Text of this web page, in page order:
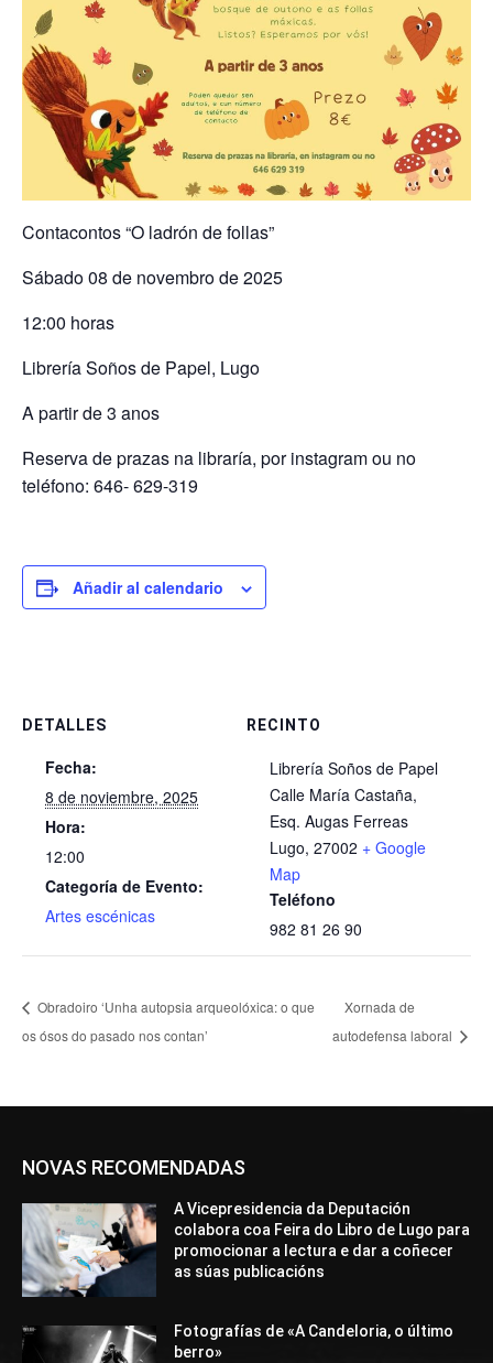
Contacontos “O ladrón de follas”
Sábado 08 de novembro de 2025
12:00 horas
Librería Soños de Papel, Lugo
A partir de 3 anos
Reserva de prazas na libraría, por instagram ou no
teléfono: 646- 629-319
Añadir al calendario
DETALLES
Fecha:
8 de noviembre, 2025
Hora:
12:00
Categoría de Evento:
Artes escénicas
RECINTO
Librería Soños de Papel
Calle María Castaña,
Esq. Augas Ferreas
Lugo, 27002 + Google
Map
Teléfono
982 81 26 90
Obradoiro ‘Unha autopsia arqueolóxica: o que
os ósos do pasado nos contan’
Xornada de
autodefensa laboral
NOVAS RECOMENDADAS
A Vicepresidencia da Deputación
colabora coa Feira do Libro de Lugo para
promocionar a lectura e dar a coñecer
as súas publicacións
Fotografías de «A Candeloria, o último
berro»